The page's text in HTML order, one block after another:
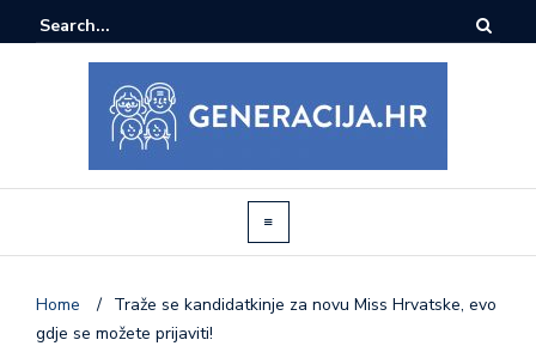
Home / Traže se kandidatkinje za novu Miss Hrvatske, evo
gdje se možete prijaviti!